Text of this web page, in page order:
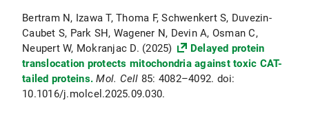
Bertram N, Izawa T, Thoma F, Schwenkert S, Duvezin-
Caubet S, Park SH, Wagener N, Devin A, Osman C,
Neupert W, Mokranjac D. (2025)
Delayed protein
translocation protects mitochondria against toxic CAT-
tailed proteins.Mol. Cell 85: 4082–4092. doi:
10.1016/j.molcel.2025.09.030.